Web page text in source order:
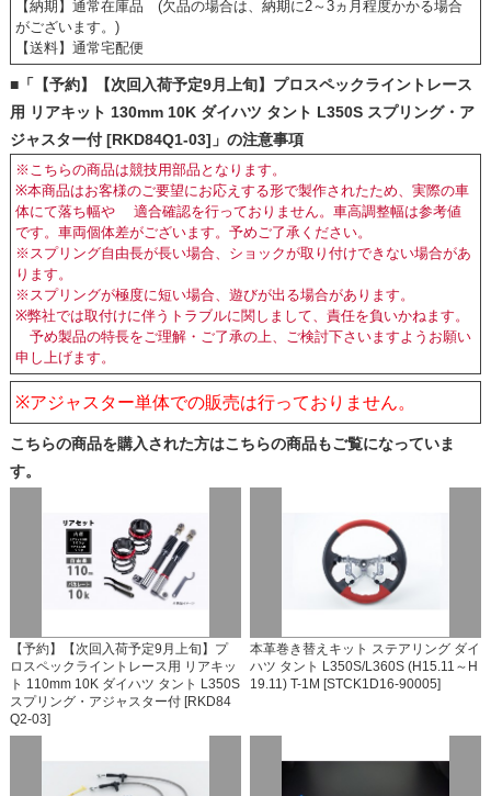
【納期】通常在庫品 (欠品の場合は、納期に2～3ヵ月程度かかる場合
がございます。)
【送料】通常宅配便
■「【予約】【次回入荷予定9月上旬】プロスペックライントレース
用 リアキット 130mm 10K ダイハツ タント L350S スプリング・ア
ジャスター付 [RKD84Q1-03]」の注意事項
※こちらの商品は競技用部品となります。
※本商品はお客様のご要望にお応えする形で製作されたため、実際の車
体にて落ち幅や 適合確認を行っておりません。車高調整幅は参考値
です。車両個体差がございます。予めご了承ください。
※スプリング自由長が長い場合、ショックが取り付けできない場合があ
ります。
※スプリングが極度に短い場合、遊びが出る場合があります。
※弊社では取付けに伴うトラブルに関しまして、責任を負いかねます。
予め製品の特長をご理解・ご了承の上、ご検討下さいますようお願い
申し上げます。
※アジャスター単体での販売は行っておりません。
こちらの商品を購入された方はこちらの商品もご覧になっていま
す。
【予約】【次回入荷予定9月上旬】プ
ロスペックライントレース用 リアキッ
ト 110mm 10K ダイハツ タント L350S
スプリング・アジャスター付 [RKD84
Q2-03]
本革巻き替えキット ステアリング ダイ
ハツ タント L350S/L360S (H15.11～H
19.11) T-1M [STCK1D16-90005]